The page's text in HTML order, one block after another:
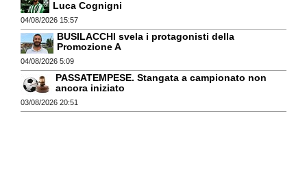
Luca Cognigni
04/08/2026 15:57
BUSILACCHI svela i protagonisti della
Promozione A
04/08/2026 5:09
PASSATEMPESE. Stangata a campionato non
ancora iniziato
03/08/2026 20:51